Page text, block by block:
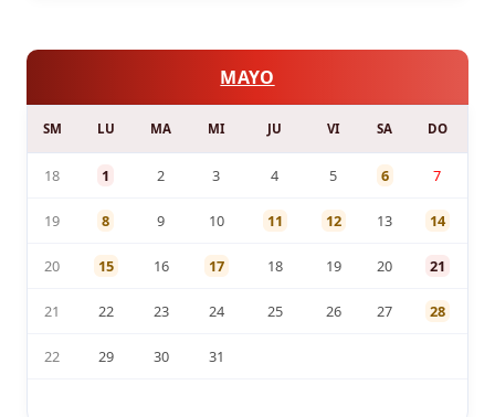
MAYO
SM LU MA MI JU VI SA DO
18 1 2 3 4 5 6 7
19 8 9 10 11 12 13 14
20 15 16 17 18 19 20 21
21 22 23 24 25 26 27 28
22 29 30 31